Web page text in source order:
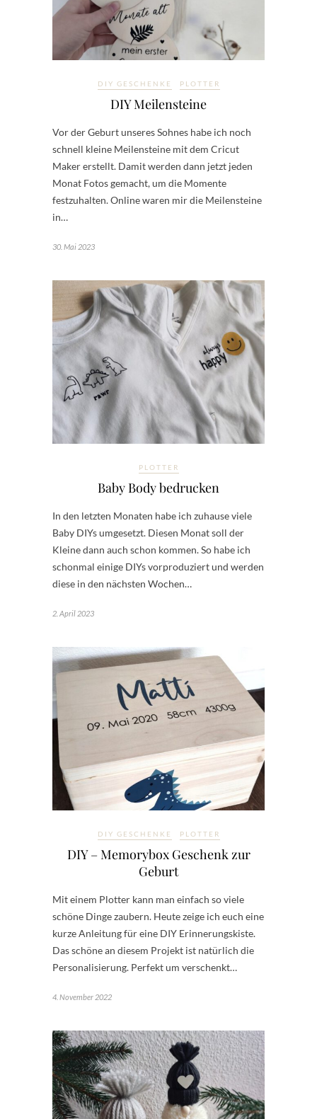
DIY GESCHENKE PLOTTER
DIY Meilensteine
Vor der Geburt unseres Sohnes habe ich noch
schnell kleine Meilensteine mit dem Cricut
Maker erstellt. Damit werden dann jetzt jeden
Monat Fotos gemacht, um die Momente
festzuhalten. Online waren mir die Meilensteine
in…
30. Mai 2023
PLOTTER
Baby Body bedrucken
In den letzten Monaten habe ich zuhause viele
Baby DIYs umgesetzt. Diesen Monat soll der
Kleine dann auch schon kommen. So habe ich
schonmal einige DIYs vorproduziert und werden
diese in den nächsten Wochen…
2. April 2023
DIY GESCHENKE PLOTTER
DIY – Memorybox Geschenk zur
Geburt
Mit einem Plotter kann man einfach so viele
schöne Dinge zaubern. Heute zeige ich euch eine
kurze Anleitung für eine DIY Erinnerungskiste.
Das schöne an diesem Projekt ist natürlich die
Personalisierung. Perfekt um verschenkt…
4. November 2022